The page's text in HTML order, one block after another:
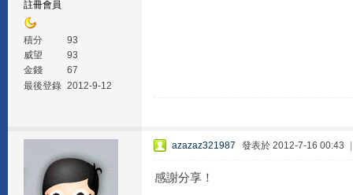
註冊會員
積分
93
威望
93
金錢
67
最後登錄 2012-9-12
azazaz321987 發表於 2012-7-16 00:43
感謝分享！